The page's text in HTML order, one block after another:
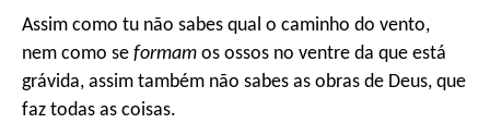
Assim como tu não sabes qual o caminho do vento,
nem como se formam os ossos no ventre da que está
grávida, assim também não sabes as obras de Deus, que
faz todas as coisas.